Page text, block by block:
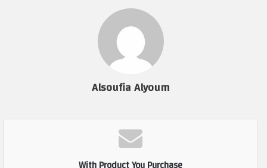
Alsoufia Alyoum